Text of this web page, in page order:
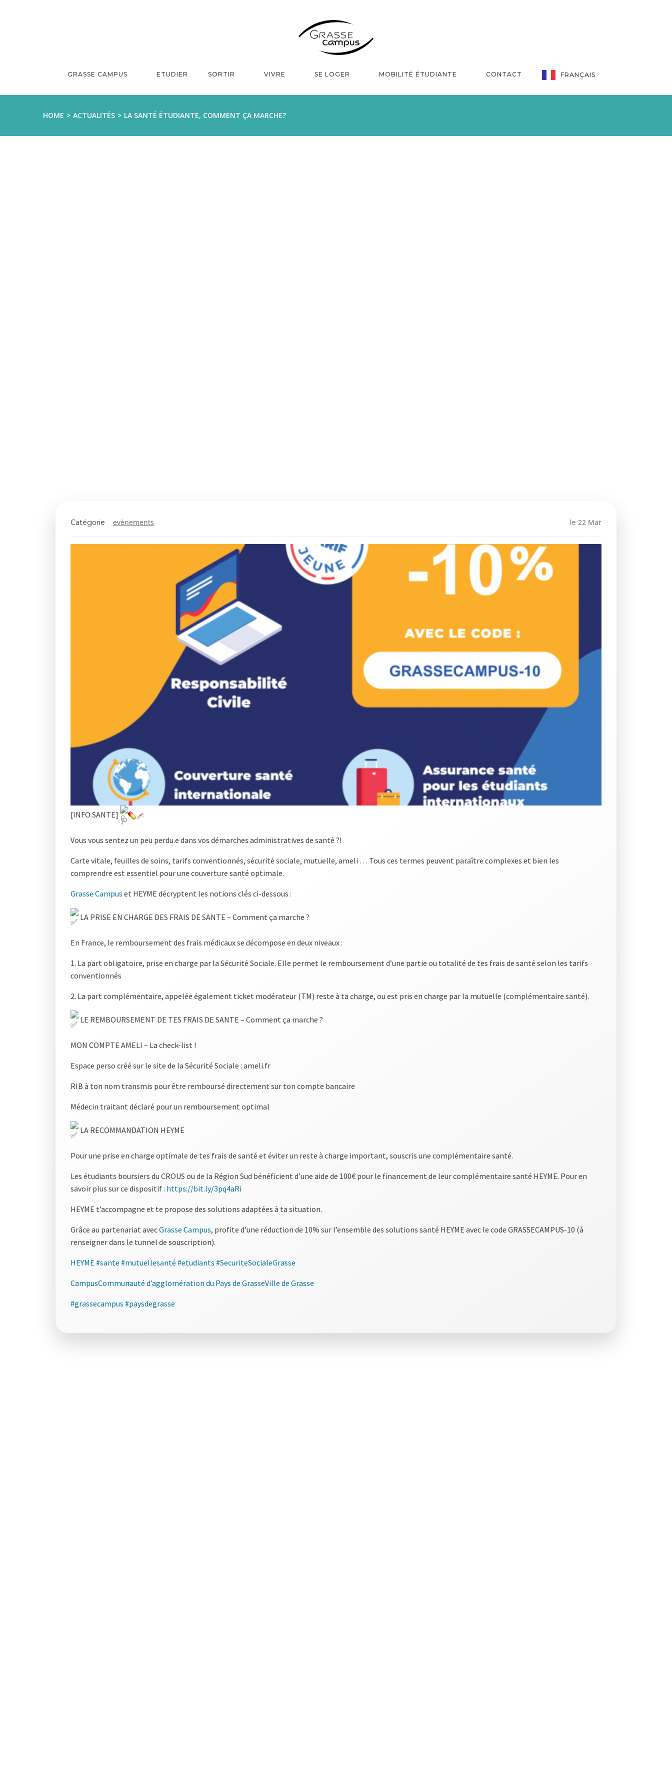
GRASSE CAMPUS ETUDIER SORTIR VIVRE SE LOGER MOBILITÉ ÉTUDIANTE CONTACT FRANÇAIS
HOME ACTUALITÉS LA SANTÉ ÉTUDIANTE, COMMENT ÇA MARCHE?
Catégorie evènements le 22 Mar
[INFO SANTE]
Vous vous sentez un peu perdu.e dans vos démarches administratives de santé ?!
Carte vitale, feuilles de soins, tarifs conventionnés, sécurité sociale, mutuelle, ameli … Tous ces termes peuvent paraître complexes et bien les
comprendre est essentiel pour une couverture santé optimale.
Grasse Campus et HEYME décryptent les notions clés ci-dessous :
LA PRISE EN CHARGE DES FRAIS DE SANTE – Comment ça marche ?
En France, le remboursement des frais médicaux se décompose en deux niveaux :
1. La part obligatoire, prise en charge par la Sécurité Sociale. Elle permet le remboursement d’une partie ou totalité de tes frais de santé selon les tarifs
conventionnés
2. La part complémentaire, appelée également ticket modérateur (TM) reste à ta charge, ou est pris en charge par la mutuelle (complémentaire santé).
LE REMBOURSEMENT DE TES FRAIS DE SANTE – Comment ça marche ?
MON COMPTE AMELI – La check-list !
Espace perso créé sur le site de la Sécurité Sociale : ameli.fr
RIB à ton nom transmis pour être remboursé directement sur ton compte bancaire
Médecin traitant déclaré pour un remboursement optimal
LA RECOMMANDATION HEYME
Pour une prise en charge optimale de tes frais de santé et éviter un reste à charge important, souscris une complémentaire santé.
Les étudiants boursiers du CROUS ou de la Région Sud bénéficient d’une aide de 100€ pour le financement de leur complémentaire santé HEYME. Pour en
savoir plus sur ce dispositif : https://bit.ly/3pq4aRi
HEYME t’accompagne et te propose des solutions adaptées à ta situation.
Grâce au partenariat avecGrasse Campus, profite d’une réduction de 10% sur l’ensemble des solutions santé HEYME avec le code GRASSECAMPUS-10 (à
renseigner dans le tunnel de souscription).
HEYME #sante #mutuellesanté #etudiants #SecuriteSocialeGrasse
CampusCommunauté d’agglomération du Pays de GrasseVille de Grasse
#grassecampus #paysdegrasse